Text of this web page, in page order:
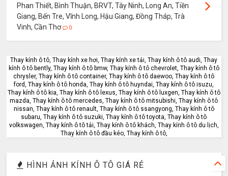
Phan Thiết, Bình Thuận, BRVT, Tây Ninh, Long An, Tiền
Giang, Bến Tre, Vĩnh Long, Hậu Giang, Đồng Tháp, Trà
Vinh, Cần Thơ
0
Thay kính ô tô, Thay kính xe hơi, Thay kính xe tải, Thay kính ô tô audi, Thay
kính ô tô bently, Thay kính ô tô bmw, Thay kính ô tô chevrolet, Thay kính ô tô
chrysler, Thay kính ô tô container, Thay kính ô tô daewoo, Thay kính ô tô
ford, Thay kính ô tô honda, Thay kính ô tô huyndai, Thay kính ô tô isuzu,
Thay kính ô tô kia, Thay kính ô tô lexus, Thay kính ô tô luxgen, Thay kính ô tô
mazda, Thay kính ô tô mercedes, Thay kính ô tô mitsubishi, Thay kính ô tô
nissan, Thay kính ô tô renault, Thay kính ô tô ssangyong, Thay kính ô tô
subaru, Thay kính ô tô suzuki, Thay kính ô tô toyota, Thay kính ô tô
volkswagen, Thay kính ô tô tải, Thay kính ô tô khách, Thay kính ô tô du lịch,
Thay kính ô tô đầu kéo, Thay kính ô tô,
HÌNH ẢNH KÍNH Ô TÔ GIÁ RẺ